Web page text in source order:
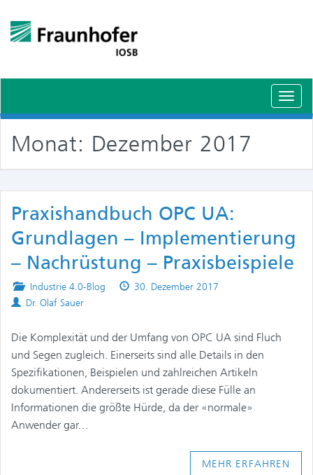
Monat: Dezember 2017
Praxishandbuch OPC UA:
Grundlagen – Implementierung
– Nachrüstung – Praxisbeispiele
Posted
in
Industrie 4.0-Blog
Published
30. Dezember 2017
Authors
Dr. Olaf Sauer
Die Komplexität und der Umfang von OPC UA sind Fluch
und Segen zugleich. Einerseits sind alle Details in den
Spezifikationen, Beispielen und zahlreichen Artikeln
dokumentiert. Andererseits ist gerade diese Fülle an
Informationen die größte Hürde, da der «normale»
Anwender gar…
MEHR ERFAHREN